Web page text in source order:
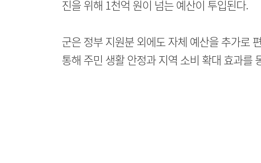
진을 위해 1천억 원이 넘는 예산이 투입된다.
군은 정부 지원분 외에도 자체 예산을 추가로
통해 주민 생활 안정과 지역 소비 확대 효과를